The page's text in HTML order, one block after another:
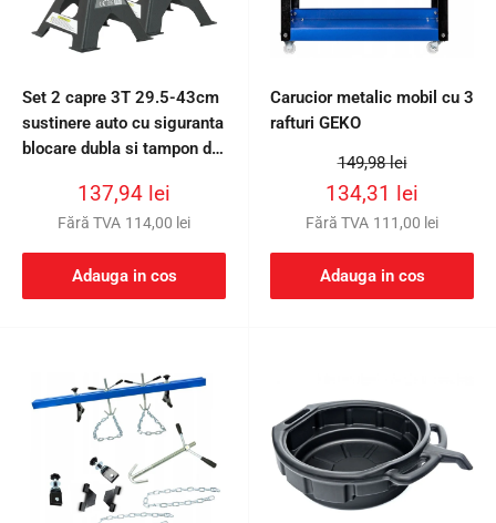
Set 2 capre 3T 29.5-43cm
sustinere auto cu siguranta
blocare dubla si tampon de
prag autoPreț
redus
137,94 lei
Fără TVA 114,00 lei
Adauga in cos
Carucior metalic mobil cu 3
rafturi GEKO
Preț
149,98 lei
Preț
redus
134,31 lei
Fără TVA 111,00 lei
Adauga in cos